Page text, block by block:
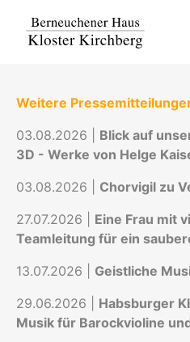
Weitere
03.08.2026 | Blick auf
3D - Werke von Helge
03.08.2026 | Chorvigil zu
27.07.2026 | Eine Frau mit
Teamleitung für ein
13.07.2026 | Geistliche
29.06.2026 | Habsburger
Musik für Barockvioline